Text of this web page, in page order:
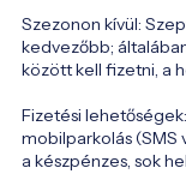
Szezonon kívül:
kedvezőbb;
között kell fizetni, a
Fizetési
mobilparkolás (SMS
a készpénzes, sok